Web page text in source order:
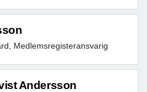
Medlemsregisteransvarig
Andersson